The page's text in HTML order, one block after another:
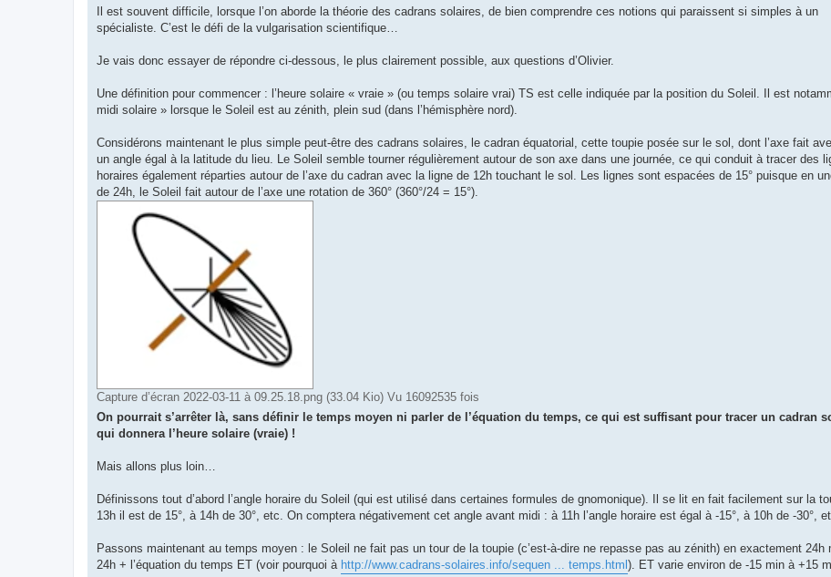
g
Il est souvent difficile, lorsque l’on aborde la théorie des cadrans solaires, de bien comprendre ces notions qui paraissent si simples à un
spécialiste. C’est le défi de la vulgarisation scientifique…
Je vais donc essayer de répondre ci-dessous, le plus clairement possible, aux questions d’Olivier.
Une définition pour commencer : l’heure solaire « vraie » (ou temps solaire vrai) TS est celle indiquée par la position du Soleil. Il est
midi solaire » lorsque le Soleil est au zénith, plein sud (dans l’hémisphère nord).
Considérons maintenant le plus simple peut-être des cadrans solaires, le cadran équatorial, cette toupie posée sur le sol, dont l’axe fait
un angle égal à la latitude du lieu. Le Soleil semble tourner régulièrement autour de son axe dans une journée, ce qui conduit à tracer des
horaires également réparties autour de l’axe du cadran avec la ligne de 12h touchant le sol. Les lignes sont espacées de 15° puisque en
de 24h, le Soleil fait autour de l’axe une rotation de 360° (360°/24 = 15°).
Capture d’écran 2022-03-11 à 09.25.18.png (33.04 Kio) Vu 16092535 fois
On pourrait s’arrêter là, sans définir le temps moyen ni parler de l’équation du temps, ce qui est suffisant pour tracer un cadran
qui donnera l’heure solaire (vraie) !
Mais allons plus loin…
Définissons tout d’abord l’angle horaire du Soleil (qui est utilisé dans certaines formules de gnomonique). Il se lit en fait facilement sur la
13h il est de 15°, à 14h de 30°, etc. On comptera négativement cet angle avant midi : à 11h l’angle horaire est égal à -15°, à 10h de -30°,
Passons maintenant au temps moyen : le Soleil ne fait pas un tour de la toupie (c’est-à-dire ne repasse pas au zénith) en exactement 24h
24h + l’équation du temps ET (voir pourquoi à http://www.cadrans-solaires.info/sequen ... temps.html). ET varie environ de -15 min à +15